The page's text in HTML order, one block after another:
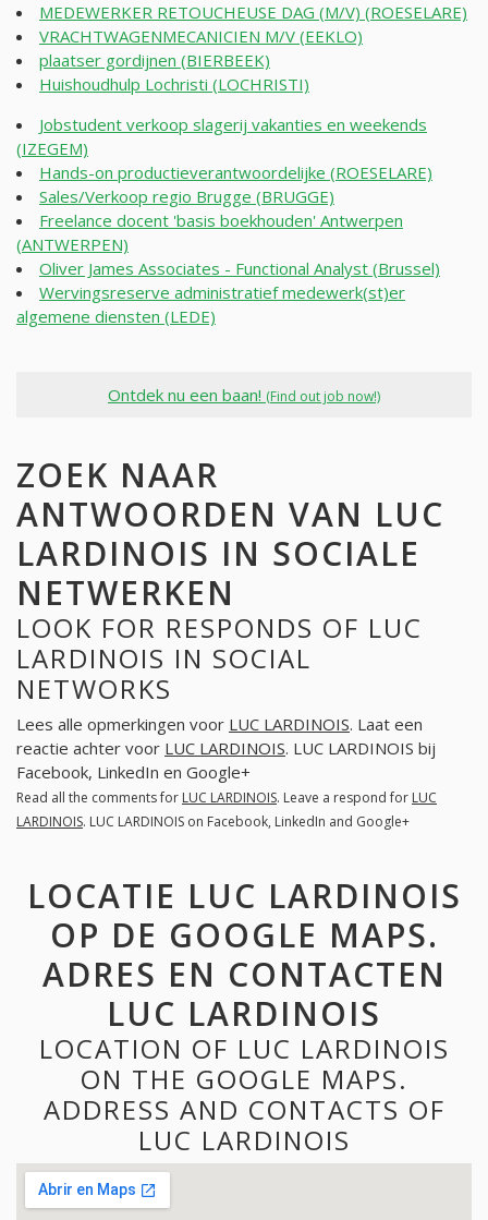
MEDEWERKER RETOUCHEUSE DAG (M/V) (ROESELARE)
VRACHTWAGENMECANICIEN M/V (EEKLO)
plaatser gordijnen (BIERBEEK)
Huishoudhulp Lochristi (LOCHRISTI)
Jobstudent verkoop slagerij vakanties en weekends
(IZEGEM)
Hands-on productieverantwoordelijke (ROESELARE)
Sales/Verkoop regio Brugge (BRUGGE)
Freelance docent 'basis boekhouden' Antwerpen
(ANTWERPEN)
Oliver James Associates - Functional Analyst (Brussel)
Wervingsreserve administratief medewerk(st)er
algemene diensten (LEDE)
Ontdek nu een baan! (Find out job now!)
ZOEK NAAR
ANTWOORDEN VAN LUC
LARDINOIS IN SOCIALE
NETWERKEN
LOOK FOR RESPONDS OF LUC
LARDINOIS IN SOCIAL
NETWORKS
Lees alle opmerkingen voor LUC LARDINOIS. Laat een
reactie achter voor LUC LARDINOIS. LUC LARDINOIS bij
Facebook, LinkedIn en Google+
Read all the comments for LUC LARDINOIS. Leave a respond for LUC
LARDINOIS. LUC LARDINOIS on Facebook, LinkedIn and Google+
LOCATIE LUC LARDINOIS
OP DE GOOGLE MAPS.
ADRES EN CONTACTEN
LUC LARDINOIS
LOCATION OF LUC LARDINOIS
ON THE GOOGLE MAPS.
ADDRESS AND CONTACTS OF
LUC LARDINOIS